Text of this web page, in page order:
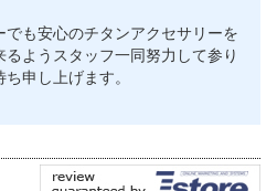
でも安心のチタンアクセサリーを
ようスタッフ一同努力して参り
申し上げます。